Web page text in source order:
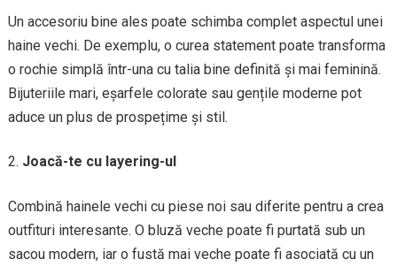
Un accesoriu bine ales poate schimba complet aspectul unei
haine vechi. De exemplu, o curea statement poate transforma
o rochie simplă într-una cu talia bine definită și mai feminină.
Bijuteriile mari, eșarfele colorate sau gențile moderne pot
aduce un plus de prospețime și stil.
Joacă-te cu layering-ul
Combină hainele vechi cu piese noi sau diferite pentru a crea
outfituri interesante. O bluză veche poate fi purtată sub un
sacou modern, iar o fustă mai veche poate fi asociată cu un